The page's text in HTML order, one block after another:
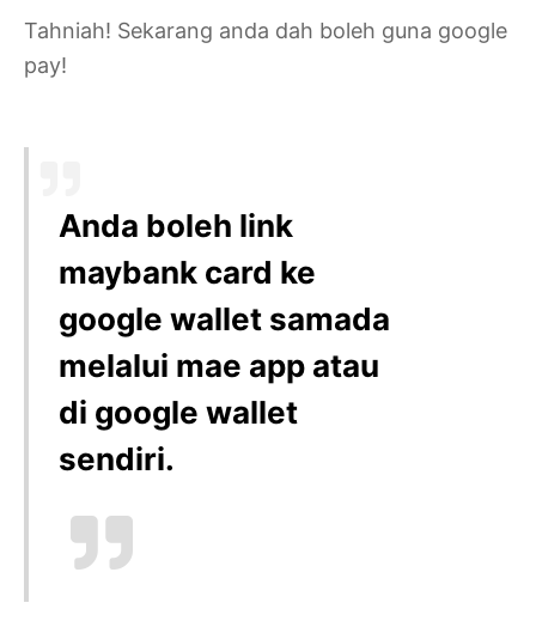
Tahniah! Sekarang anda dah boleh guna google
pay!
Anda boleh link
maybank card ke
google wallet samada
melalui mae app atau
di google wallet
sendiri.